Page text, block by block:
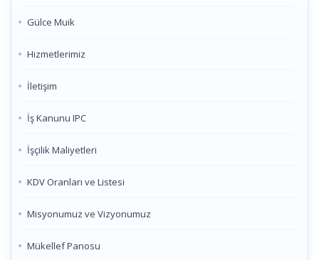
Gülce Muik
Hizmetlerimiz
İletişim
İş Kanunu IPC
İşçilik Maliyetleri
KDV Oranları ve Listesi
Misyonumuz ve Vizyonumuz
Mükellef Panosu